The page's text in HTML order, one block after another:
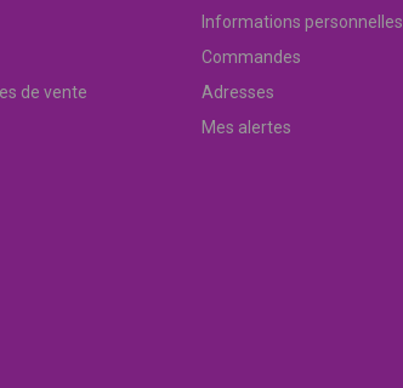
de vente
Informations personnelles
Commandes
Adresses
Mes alertes